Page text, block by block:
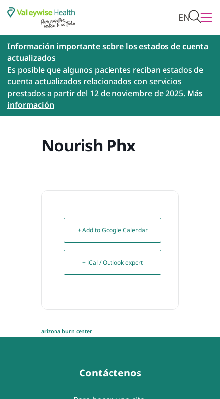
EN
Información importante sobre los estados de cuenta
actualizados
Es posible que algunos pacientes reciban estados de
cuenta actualizados relacionados con servicios
prestados a partir del 12 de noviembre de 2025. Más
información
Nourish Phx
+ Add to Google Calendar
+ iCal / Outlook export
arizona burn center
Contáctenos